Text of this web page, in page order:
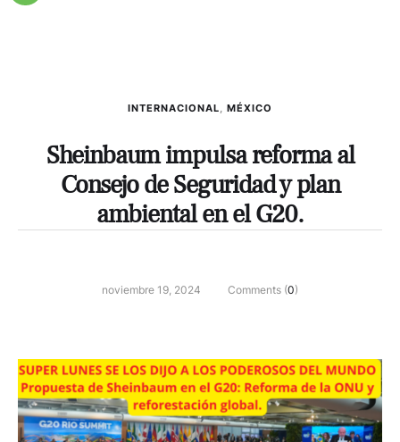
INTERNACIONAL, MÉXICO
Sheinbaum impulsa reforma al
Consejo de Seguridad y plan
ambiental en el G20.
noviembre 19, 2024 Comments (0)